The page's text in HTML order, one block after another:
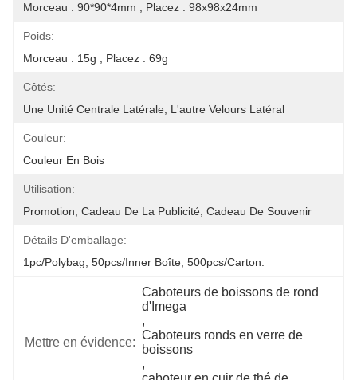
Morceau : 90*90*4mm ; Placez : 98x98x24mm
Poids:
Morceau : 15g ; Placez : 69g
Côtés:
Une Unité Centrale Latérale, L'autre Velours Latéral
Couleur:
Couleur En Bois
Utilisation:
Promotion, Cadeau De La Publicité, Cadeau De Souvenir
Détails D'emballage:
1pc/polybag, 50pcs/inner Boîte, 500pcs/carton.
Mettre en évidence:
Caboteurs de boissons de rond
d'Imega
,
Caboteurs ronds en verre de
boissons
,